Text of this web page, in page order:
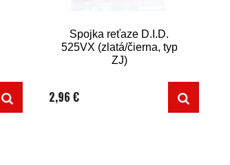
Spojka reťaze D.I.D.
525VX (zlatá/čierna, typ
ZJ)
2,96 €